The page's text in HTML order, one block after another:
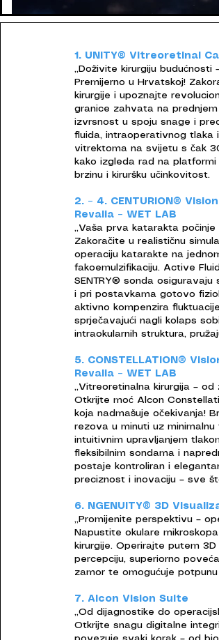
1. UNITY® Vitreoretinal
„Doživite kirurgiju budućnosti
Premijerno u Hrvatskoj!
kirurgije i upoznajte
granice zahvata na
izvrsnost u spoju snage i
fluida, intraoperativnog tlaka
vitrektoma na svijetu s čak
kako izgleda rad na
brzinu i kiruršku učinkovitost.
2. – 4. CENTURION®
Revalia – WET LAB
„Vaša prva katarakta počinje
Zakoračite u realističnu
operaciju katarakte na
fakoemulzifikaciju. Active
SENTRY® sonda
i pri postavkama gotovo
aktivno kompenzira
sprječavajući nagli kolaps
intraokularnih struktura,
5. CONSTELLATION®
Revalia – WET LAB
„Vitreoretinalna kirurgija –
Otkrijte moć Alcon
koja nadmašuje očekivanja!
rezova u minuti uz minimalnu
intuitivnim upravljanjem
fleksibilnim sondama i
postaje kontroliran i
preciznost i inovaciju – sve
6. NGENUITY® 3D
„Promijenite perspektivu –
Napustite okulare
kirurgije. Operirajte putem
percepciju, superiorno
zamor te omogućuje
7. Alcon Vision Suite
„Od dijagnostike do
Otkrijte snagu digitalne